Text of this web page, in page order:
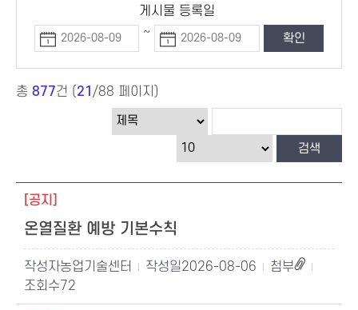
게시물 등록일
~
총 877건 ( 21 /88 페이지)
[공지]
온열질환 예방 기본수칙
농업기술센터
2026-08-06
72